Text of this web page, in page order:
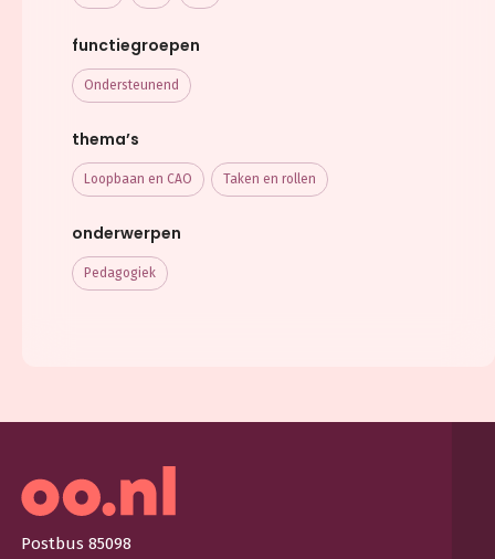
functiegroepen
Ondersteunend
thema’s
Loopbaan en CAO Taken en rollen
onderwerpen
Pedagogiek
Postbus 85098